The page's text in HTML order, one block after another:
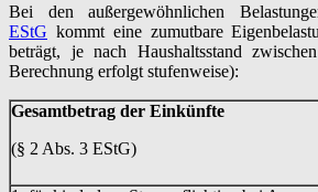
Bei den außergewöhnlichen
EStG kommt eine zumutbare
beträgt, je nach Haushaltsstand
Berechnung erfolgt stufenweise):
Gesamtbetrag der Einkünfte
(§ 2 Abs. 3 EStG)